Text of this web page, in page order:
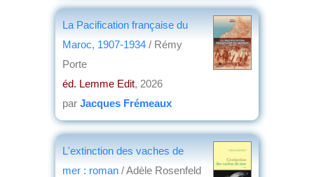
La Pacification française du
Maroc, 1907-1934 / Rémy
Porte
éd. Lemme Edit, 2026
par Jacques Frémeaux
L'extinction des vaches de
mer : roman / Adèle Rosenfeld